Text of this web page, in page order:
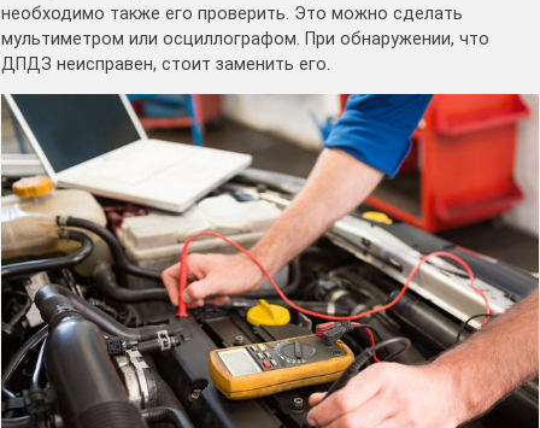
необходимо также его проверить. Это можно сделать
мультиметром или осциллографом. При обнаружении, что
ДПДЗ неисправен, стоит заменить его.